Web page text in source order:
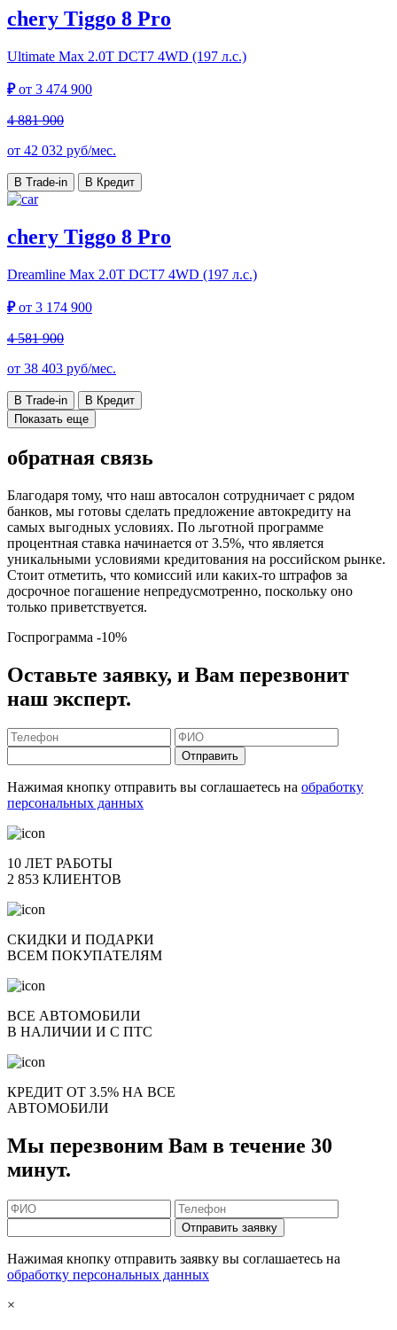
chery Tiggo 8 Pro
Ultimate Max 2.0T DCT7 4WD (197 л.с.)
₽от 3 474 900
4 881 900
от 42 032 руб/мес.
В Trade-in В Кредит
chery Tiggo 8 Pro
Dreamline Max 2.0T DCT7 4WD (197 л.с.)
₽от 3 174 900
4 581 900
от 38 403 руб/мес.
В Trade-in
В Кредит
Показать еще
обратная связь
Благодаря тому, что наш автосалон сотрудничает с рядом
банков, мы готовы сделать предложение автокредиту на
самых выгодных условиях. По льготной программе
процентная ставка начинается от 3.5%, что является
уникальными условиями кредитования на российском рынке.
Стоит отметить, что комиссий или каких-то штрафов за
досрочное погашение непредусмотренно, поскольку оно
только приветствуется.
Госпрограмма -10%
Оставьте заявку, и Вам перезвонит
наш эксперт.
Отправить
Нажимая кнопку отправить вы соглашаетесь на обработку
персональных данных
10 ЛЕТ РАБОТЫ
2 853 КЛИЕНТОВ
СКИДКИ И ПОДАРКИ
ВСЕМ ПОКУПАТЕЛЯМ
ВСЕ АВТОМОБИЛИ
В НАЛИЧИИ И С ПТС
КРЕДИТ ОТ 3.5% НА ВСЕ
АВТОМОБИЛИ
Мы перезвоним Вам в течение 30
минут.
Отправить заявку
Нажимая кнопку отправить заявку вы соглашаетесь на
обработку персональных данных
×